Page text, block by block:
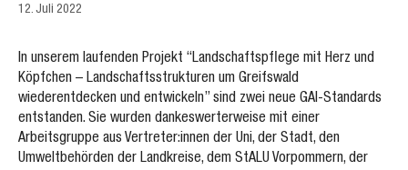
12. Juli 2022
In unserem laufenden Projekt “Landschaftspflege mit Herz und
Köpfchen – Landschaftsstrukturen um Greifswald
wiederentdecken und entwickeln” sind zwei neue GAI-Standards
entstanden. Sie wurden dankeswerterweise mit einer
Arbeitsgruppe aus Vertreter:innen der Uni, der Stadt, den
Umweltbehörden der Landkreise, dem StALU Vorpommern, der